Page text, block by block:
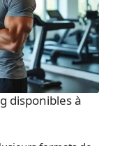
disponibles à